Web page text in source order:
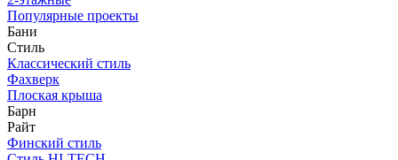
Популярные проекты
Бани
Стиль
Классический стиль
Фахверк
Плоская крыша
Барн
Райт
Финский стиль